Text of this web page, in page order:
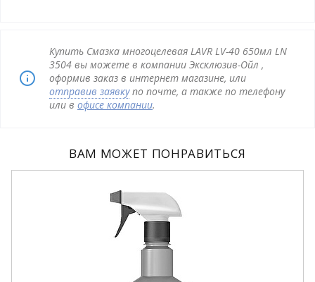
Купить Смазка многоцелевая LAVR LV-40 650мл LN
3504 вы можете в компании Эксклюзив-Ойл ,
оформив заказ в интернет магазине, или
отправив заявкупо почте, а также по телефону
или в офисе компании.
ВАМ МОЖЕТ ПОНРАВИТЬСЯ